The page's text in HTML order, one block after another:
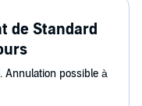
de Standard
Annulation possible à